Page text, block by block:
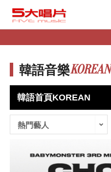
韓語音樂KOREAN
韓語首頁KOREAN
熱門藝人